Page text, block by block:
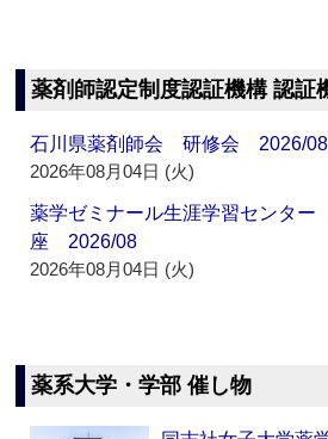
薬剤師認定制度認証機構 認証
石川県薬剤師会 研修会 2026/08
2026年08月04日 (火)
薬学ゼミナール生涯学習センタ
座 2026/08
2026年08月04日 (火)
薬系大学・学部 催し物